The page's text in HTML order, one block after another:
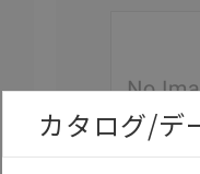
カタログ/デ